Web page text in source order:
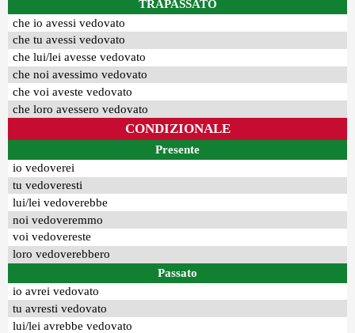
TRAPASSATO
che io avessi vedovato
che tu avessi vedovato
che lui/lei avesse vedovato
che noi avessimo vedovato
che voi aveste vedovato
che loro avessero vedovato
CONDIZIONALE
Presente
io vedoverei
tu vedoveresti
lui/lei vedoverebbe
noi vedoveremmo
voi vedovereste
loro vedoverebbero
Passato
io avrei vedovato
tu avresti vedovato
lui/lei avrebbe vedovato